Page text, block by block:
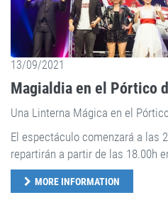
13/09/2021
Magialdia en el Pórtico
Una Linterna Mágica en el
El espectáculo comenzará a las
repartirán a partir de las 18.00h
MORE INFORMATION